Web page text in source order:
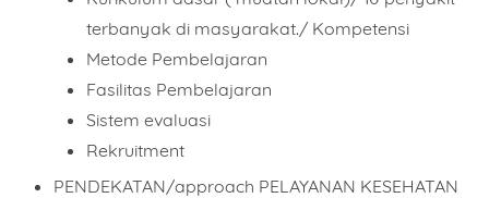
terbanyak di masyarakat./ Kompetensi
Metode Pembelajaran
Fasilitas Pembelajaran
Sistem evaluasi
Rekruitment
PENDEKATAN/approach PELAYANAN KESEHATAN